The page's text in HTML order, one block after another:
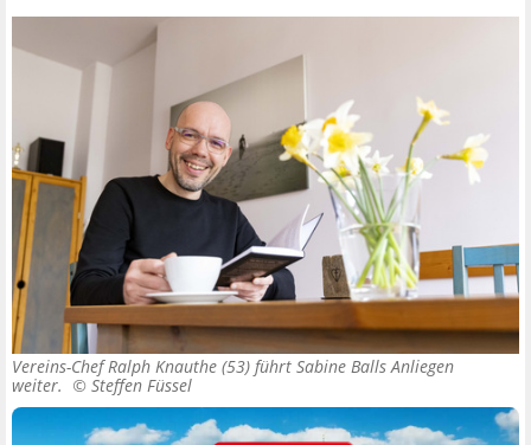
Vereins-Chef Ralph Knauthe (53) führt Sabine Balls Anliegen
weiter. © Steffen Füssel